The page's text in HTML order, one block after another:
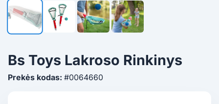
Bs Toys Lakroso Rinkinys
Prekės kodas: #0064660